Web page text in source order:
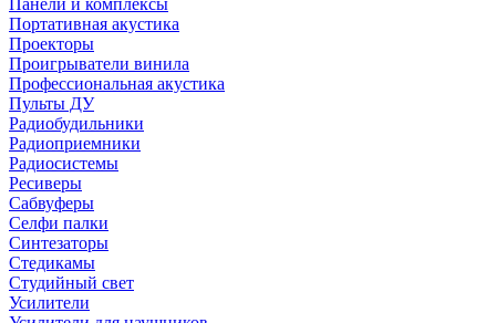
Панели и комплексы
Портативная акустика
Проекторы
Проигрыватели винила
Профессиональная акустика
Пульты ДУ
Радиобудильники
Радиоприемники
Радиосистемы
Ресиверы
Сабвуферы
Селфи палки
Синтезаторы
Стедикамы
Студийный свет
Усилители